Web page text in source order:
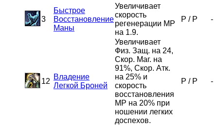
3
Быстрое
Восстановление
Маны
Увеличивает
скорость
регенерации MP
на 1.9.
P / P -
12
Владение
Легкой Броней
Увеличивает
Физ. Защ. на 24,
Скор. Маг. на
91%, Скор. Атк.
на 25% и
скорость
восстановления
MP на 20% при
ношении легких
доспехов.
P / P -